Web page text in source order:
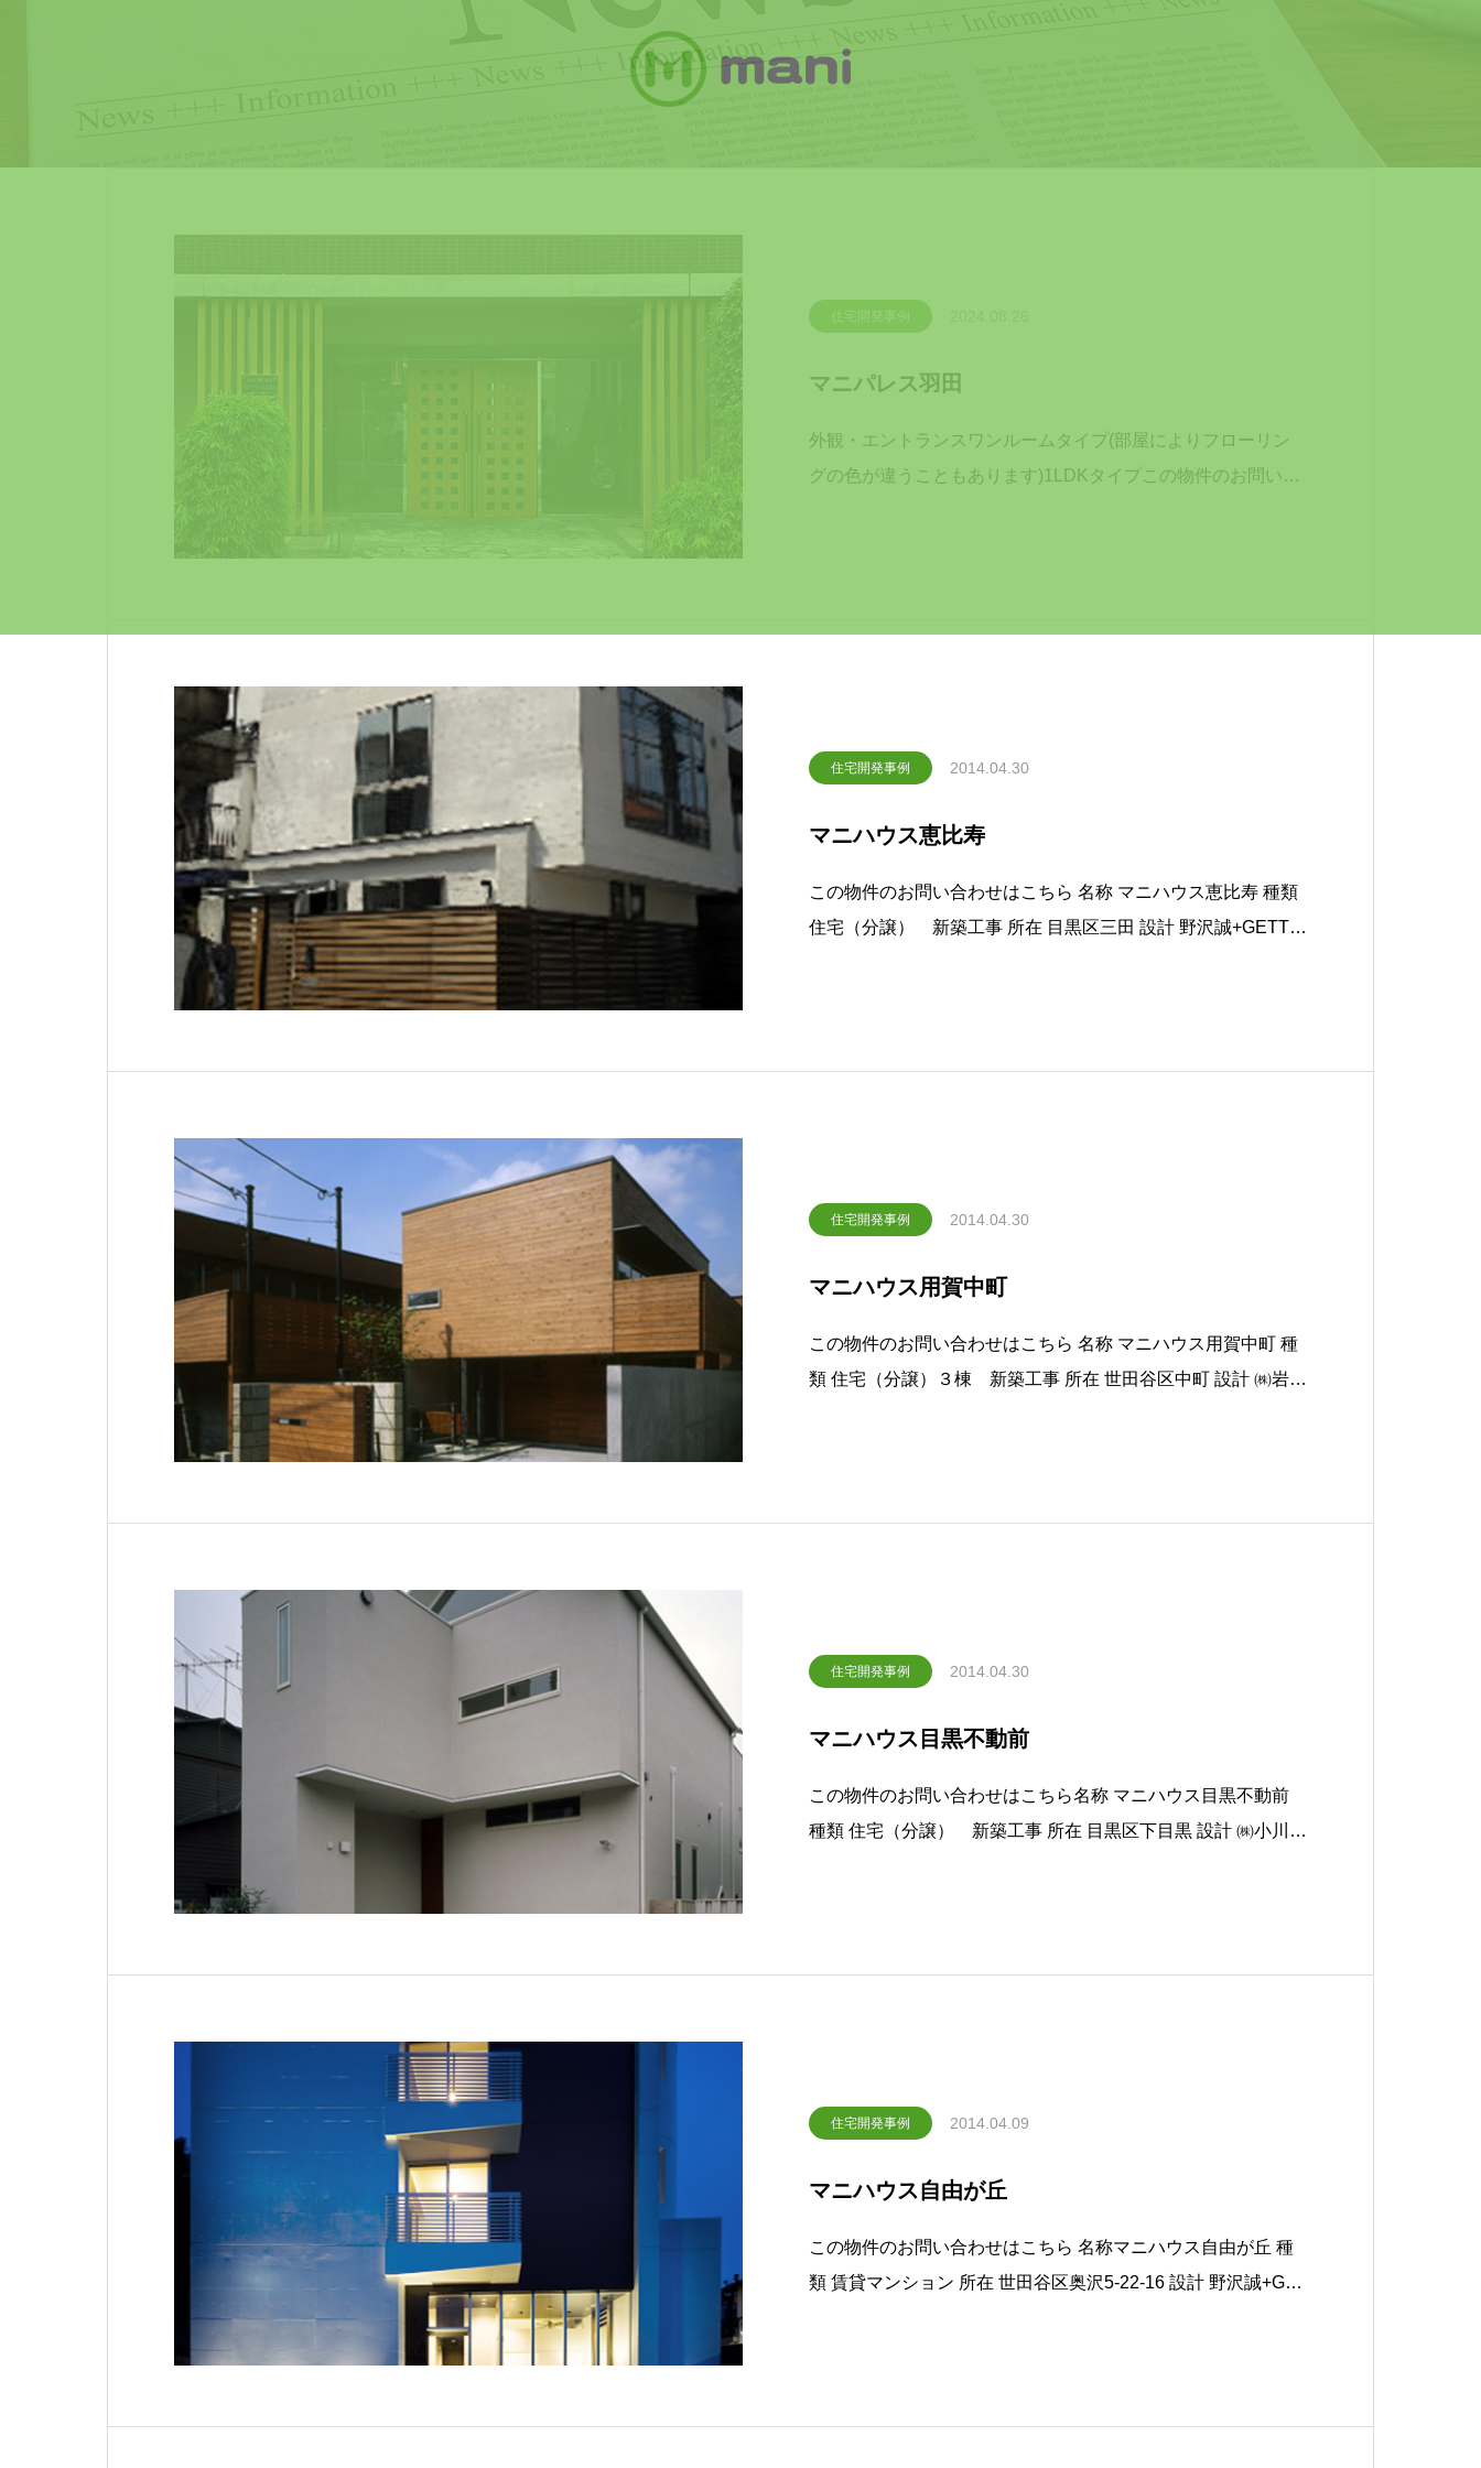
住宅開発事例
マニパレス羽田
外観・エントランスワンルームタイプ(部屋によりフローリン
グの色が違うこともあります)1LDKタイプこの物件のお問い合
住宅開発事例 2014.04.30
マニハウス恵比寿
この物件のお問い合わせはこちら 名称 マニハウス恵比寿 種類
住宅（分譲） 新築工事 所在 目黒区三田 設計 野沢誠+GETT
住宅開発事例 2014.04.30
マニハウス用賀中町
この物件のお問い合わせはこちら 名称 マニハウス用賀中町 種
類 住宅（分譲）３棟 新築工事 所在 世田谷区中町 設計 ㈱岩本
住宅開発事例 2014.04.30
マニハウス目黒不動前
この物件のお問い合わせはこちら名称 マニハウス目黒不動前
種類 住宅（分譲） 新築工事 所在 目黒区下目黒 設計 ㈱小川守
住宅開発事例 2014.04.09
マニハウス自由が丘
この物件のお問い合わせはこちら 名称マニハウス自由が丘 種
類 賃貸マンション 所在 世田谷区奥沢5-22-16 設計 野沢誠+GE